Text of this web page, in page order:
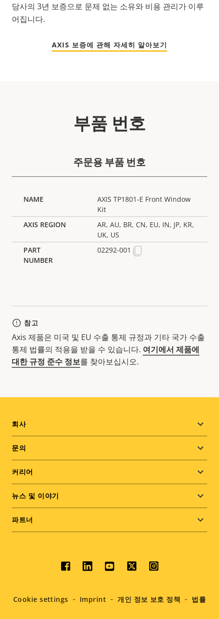
당사의 3년 보증으로 문제 없는 소유와 비용 관리가 이루
어집니다.
AXIS 보증에 관해 자세히 알아보기
부품 번호
주문용 부품 번호
AXIS TP1801-E Front Window
Kit
AR, AU, BR, CN, EU, IN, JP, KR,
UK, US
02292-001
참고
Axis 제품은 미국 및 EU 수출 통제 규정과 기타 국가 수출
통제 법률의 적용을 받을 수 있습니다. 여기에서 제품에
대한 규정 준수 정보를 찾아보십시오.
Footer
menu
회사
문의
커리어
뉴스 및 이야기
파트너
Social
menu
Cookie settings Imprint 개인 정보 보호 정책 법률